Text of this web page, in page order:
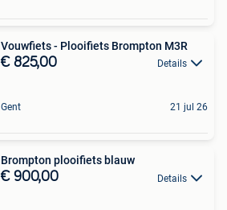
Vouwfiets - Plooifiets Brompton M3R
€ 825,00 Details
Gent 21 jul 26
Brompton plooifiets blauw
€ 900,00 Details